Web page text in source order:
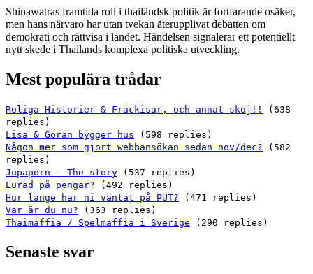
Shinawatras framtida roll i thailändsk politik är fortfarande osäker,
men hans närvaro har utan tvekan återupplivat debatten om
demokrati och rättvisa i landet. Händelsen signalerar ett potentiellt
nytt skede i Thailands komplexa politiska utveckling.
Mest populära trådar
Roliga Historier & Fräckisar, och annat skoj!!
(638
replies)
Lisa & Göran bygger hus (598 replies)
Någon mer som gjort webbansökan sedan nov/dec? (582
replies)
Jupaporn – The story (537 replies)
Lurad på pengar? (492 replies)
Hur länge har ni väntat på PUT? (471 replies)
Var är du nu? (363 replies)
Thaimaffia / Spelmaffia i Sverige (290 replies)
Senaste svar